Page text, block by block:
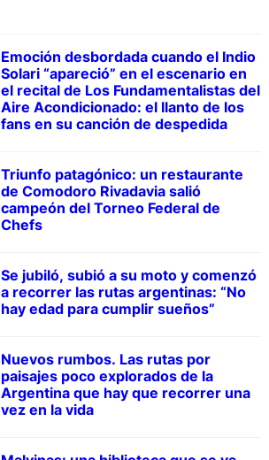
Emoción desbordada cuando el Indio
Solari “apareció” en el escenario en
el recital de Los Fundamentalistas del
Aire Acondicionado: el llanto de los
fans en su canción de despedida
Triunfo patagónico: un restaurante
de Comodoro Rivadavia salió
campeón del Torneo Federal de
Chefs
Se jubiló, subió a su moto y comenzó
a recorrer las rutas argentinas: “No
hay edad para cumplir sueños”
Nuevos rumbos. Las rutas por
paisajes poco explorados de la
Argentina que hay que recorrer una
vez en la vida